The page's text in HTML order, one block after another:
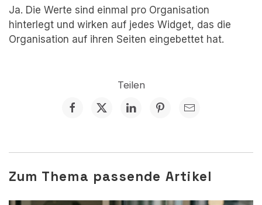
Ja. Die Werte sind einmal pro Organisation
hinterlegt und wirken auf jedes Widget, das die
Organisation auf ihren Seiten eingebettet hat.
Teilen
Zum Thema passende Artikel